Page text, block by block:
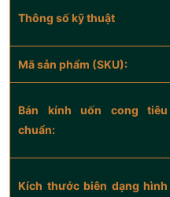
Thông số kỹ thuật
Mã sản phẩm (SKU):
Bán kính uốn cong tiêu
chuẩn:
Kích thước biên dạng hình